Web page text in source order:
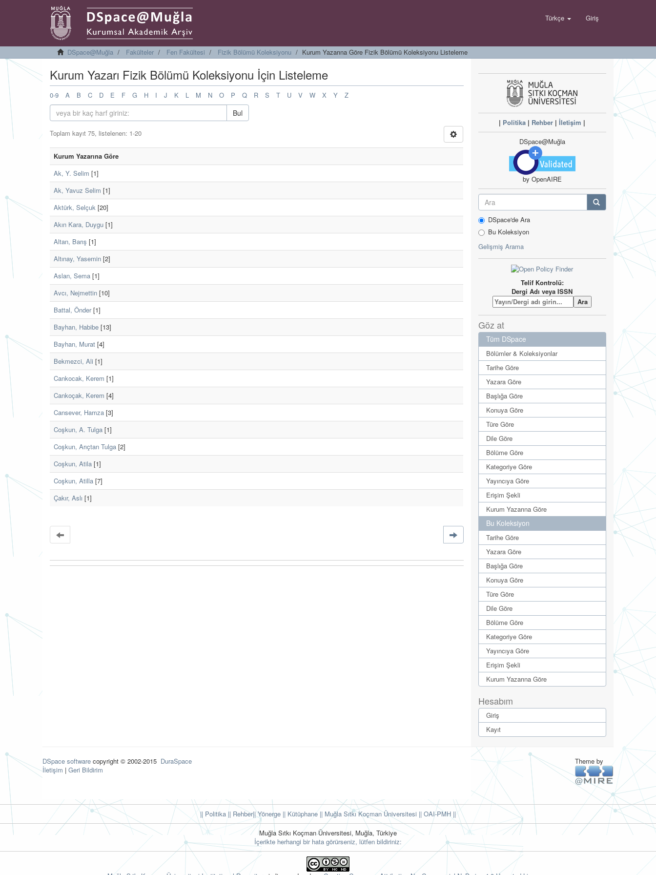
Türkçe Giriş
DSpace@Muğla Fakülteler Fen Fakültesi Fizik Bölümü Koleksiyonu Kurum Yazarına Göre Fizik Bölümü Koleksiyonu Listeleme
Kurum Yazarı Fizik Bölümü Koleksiyonu İçin Listeleme
0-9 A B C D E F G H I J K L M N O P Q R S T U V W X Y Z
Bul
Toplam kayıt 75, listelenen: 1-20
Kurum Yazarına Göre
Ak, Y. Selim [1]
Ak, Yavuz Selim [1]
Aktürk, Selçuk [20]
Akın Kara, Duygu [1]
Altan, Barış [1]
Altınay, Yasemin [2]
Aslan, Sema [1]
Avcı, Nejmettin [10]
Battal, Önder[1]
Bayhan, Habibe [13]
Bayhan, Murat [4]
Bekmezci, Ali [1]
Cankocak, Kerem [1]
Cankoçak, Kerem [4]
Cansever, Hamza [3]
Coşkun, A. Tulga [1]
Coşkun, Arıçtan Tulga [2]
Coşkun, Atila [1]
Coşkun, Atilla [7]
Çakır, Aslı [1]
| Politika | Rehber |İletişim |
DSpace@Muğla
by OpenAIRE
DSpace'de Ara
Bu Koleksiyon
Gelişmiş Arama
Telif Kontrolü:
Dergi Adı veya ISSN
Göz at
Tüm DSpace
Bölümler & Koleksiyonlar
Tarihe Göre
Yazara Göre
Başlığa Göre
Konuya Göre
Türe Göre
Dile Göre
Bölüme Göre
Kategoriye Göre
Yayıncıya Göre
Erişim Şekli
Kurum Yazarına Göre
Bu Koleksiyon
Tarihe Göre
Yazara Göre
Başlığa Göre
Konuya Göre
Türe Göre
Dile Göre
Bölüme Göre
Kategoriye Göre
Yayıncıya Göre
Erişim Şekli
Kurum Yazarına Göre
Hesabım
Giriş
Kayıt
DSpace software copyright © 2002-2015 DuraSpace
İletişim | Geri Bildirim
Theme by
|| Politika || Rehber|| Yönerge || Kütüphane || Muğla Sıtkı Koçman Üniversitesi || OAI-PMH ||
Muğla Sıtkı Koçman Üniversitesi, Muğla, Türkiye
İçerikte herhangi bir hata görürseniz, lütfen bildiriniz: